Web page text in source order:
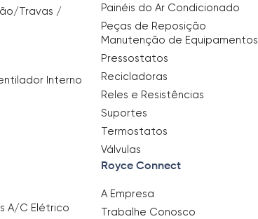
Travas /
Interno
A/C Elétrico
Painéis do Ar Condicionado
Peças de Reposição
Manutenção de Equipamentos
Pressostatos
Recicladoras
Reles e Resistências
Suportes
Termostatos
Válvulas
Royce Connect
A Empresa
Trabalhe Conosco